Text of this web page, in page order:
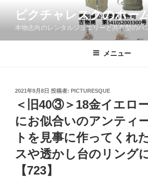
ン
ピクチャレスクのホー
本物志向のレンタルジュエリーと共有型のハ
メニュー
投
日:
2021年9月8日 投稿者: PICTURESQUE
＜旧40③＞18金イエロ
にお似合いのアンティ
トを見事に作ってくれ
スや透かし台のリング
【723】